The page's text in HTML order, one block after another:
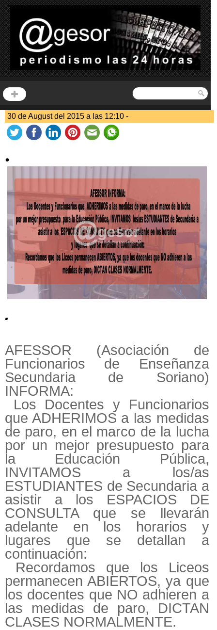
30 de August del 2015 a las 12:10 -
.
.
AFESSOR (Asociación de
Funcionarios de Enseñanza
Secundaria de Soriano)
INFORMA:
Los Docentes y Funcionarios
que ADHERIMOS a las medidas
de paro, en el marco de la lucha
por un mejor presupuesto para
la Educación Pública,
INVITAMOS a los/as
ESTUDIANTES de Secundaria a
asistir a los ESPACIOS DE
CONSULTA que se llevarán
adelante en los horarios y
lugares que se detallan a
continuación:
Recordamos que los Liceos
permanecen ABIERTOS, ya que
los docentes que NO adhieren a
las medidas de paro, DICTAN
CLASES NORMALMENTE.